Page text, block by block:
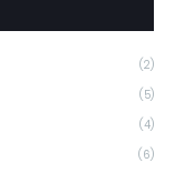
(2)
(5)
(4)
(6)